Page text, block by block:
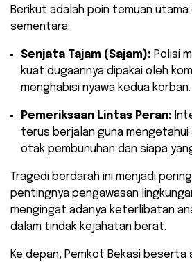
Berikut adalah poin temuan utama
sementara:
Senjata Tajam (Sajam): Polisi
kuat dugaannya dipakai oleh
menghabisi nyawa kedua korban.
Pemeriksaan Lintas Peran:
terus berjalan guna mengetahui
otak pembunuhan dan siapa
Tragedi berdarah ini menjadi
pentingnya pengawasan
mengingat adanya keterlibatan
dalam tindak kejahatan berat.
Ke depan, Pemkot Bekasi